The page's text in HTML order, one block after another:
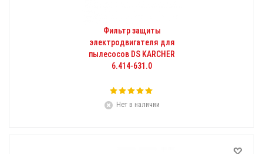
Фильтр защиты
электродвигателя для
пылесосов DS KARCHER
6.414-631.0
Нет в наличии